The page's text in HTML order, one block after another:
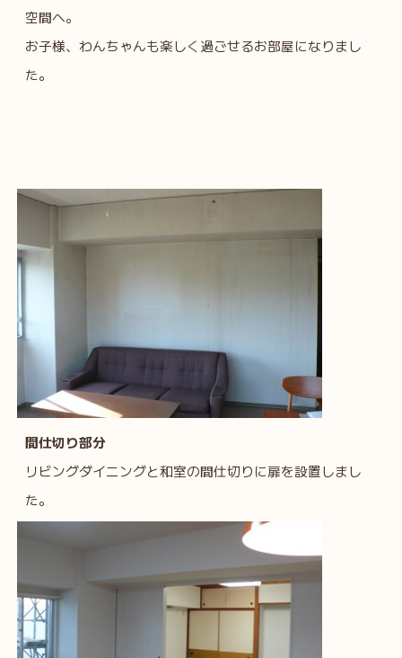
空間へ。
お子様、わんちゃんも楽しく過ごせるお部屋になりまし
た。
間仕切り部分
リビングダイニングと和室の間仕切りに扉を設置しまし
た。